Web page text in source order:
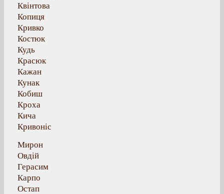
Квінтова
Копиця
Кривко
Костюк
Кудь
Красюк
Кажан
Кунак
Кобиш
Кроха
Кича
Кривоніс
Мирон
Овдій
Герасим
Карпо
Остап